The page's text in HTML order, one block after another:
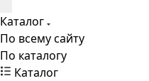
Каталог
По всему сайту
По каталогу
Каталог